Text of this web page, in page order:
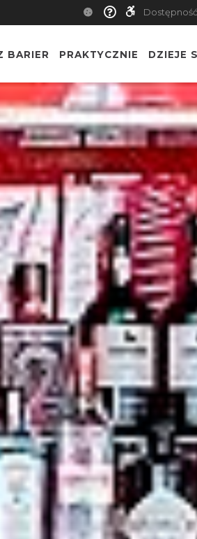
BARIER PRAKTYCZNIE DZIEJE